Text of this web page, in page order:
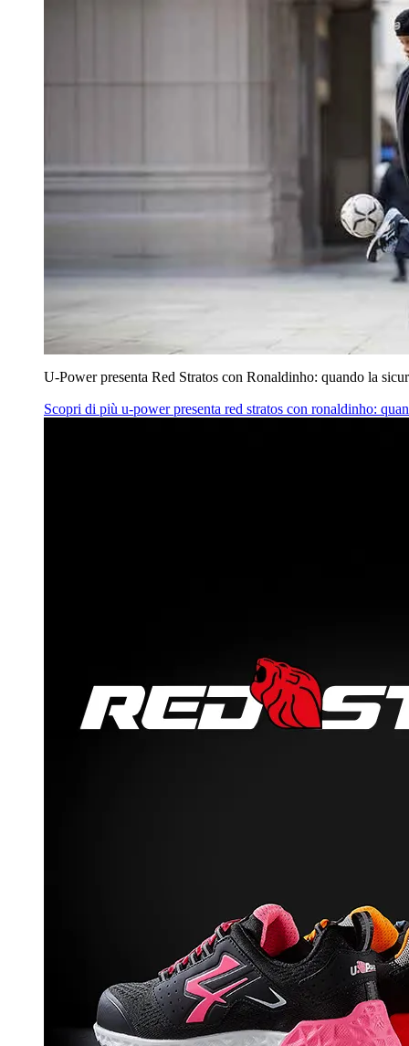
U‑Power presenta Red Stratos con Ronaldinho: quando la
Scopri di più u‑power presenta red stratos con ronaldinho: